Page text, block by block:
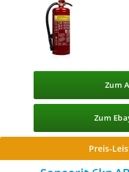
Zum
Zum
Preis-